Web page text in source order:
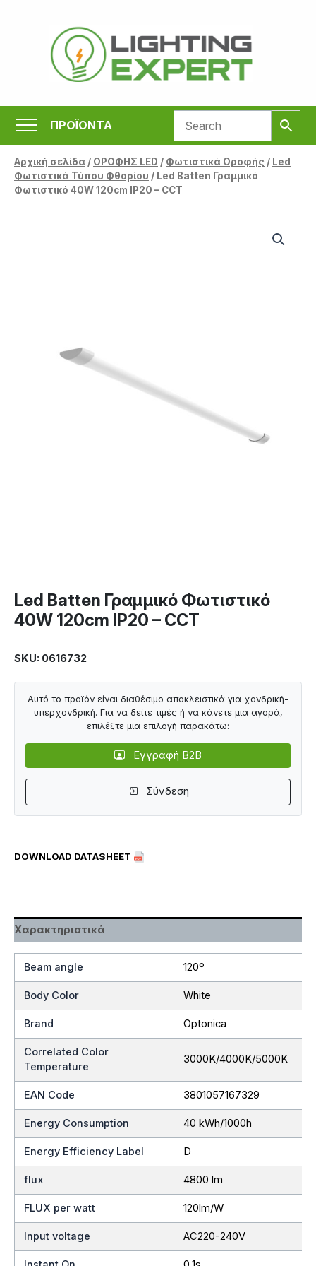
περιεχόμενο
ΠΡΟΪΟΝΤΑ
Αρχική σελίδα/ ΟΡΟΦΗΣ LED / Φωτιστικά Οροφής / Led
Φωτιστικά Τύπου Φθορίου / Led Batten Γραμμικό
Φωτιστικό 40W 120cm IP20 – CCT
Led Batten Γραμμικό Φωτιστικό
40W 120cm IP20 – CCT
SKU: 0616732
DOWNLOAD DATASHEET
Αυτό το προϊόν είναι διαθέσιμο αποκλειστικά για χονδρική-
υπερχονδρική. Για να δείτε τιμές ή να κάνετε μια αγορά,
επιλέξτε μια επιλογή παρακάτω:
Εγγραφή B2B
Σύνδεση
Χαρακτηριστικά
Beam angle 120º
Body Color White
Brand Optonica
Correlated Color
Temperature
3000K/4000K/5000K
EAN Code 3801057167329
Energy Consumption 40 kWh/1000h
Energy Efficiency Label D
flux 4800 lm
FLUX per watt 120lm/W
Input voltage AC220-240V